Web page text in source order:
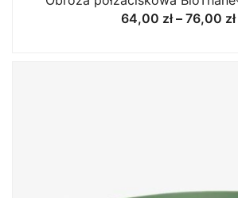
64,00 zł – 76,00 zł